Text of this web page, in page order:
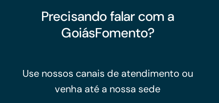
Precisando falar com a
GoiásFomento?
Use nossos canais de atendimento ou
venha até a nossa sede